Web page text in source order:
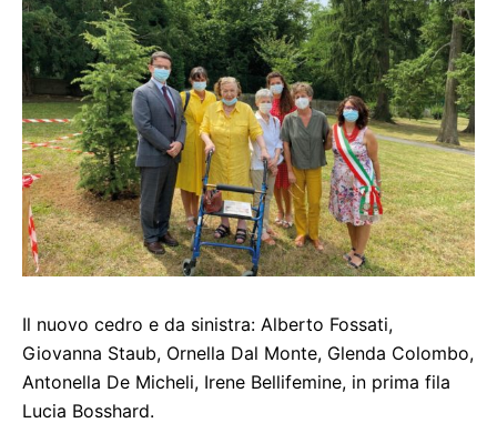
Il nuovo cedro e da sinistra: Alberto Fossati,
Giovanna Staub, Ornella Dal Monte, Glenda Colombo,
Antonella De Micheli, Irene Bellifemine, in prima fila
Lucia Bosshard.